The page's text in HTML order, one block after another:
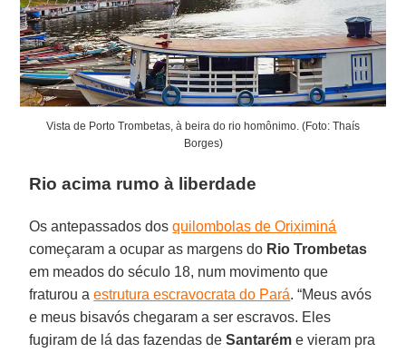
Vista de Porto Trombetas, à beira do rio homônimo. (Foto: Thaís
Borges)
Rio acima rumo à liberdade
Os antepassados dosquilombolas de Oriximiná
começaram a ocupar as margens do Rio Trombetas
em meados do século 18, num movimento que
fraturou aestrutura escravocrata do Pará. “Meus avós
e meus bisavós chegaram a ser escravos. Eles
fugiram de lá das fazendas deSantarém e vieram pra